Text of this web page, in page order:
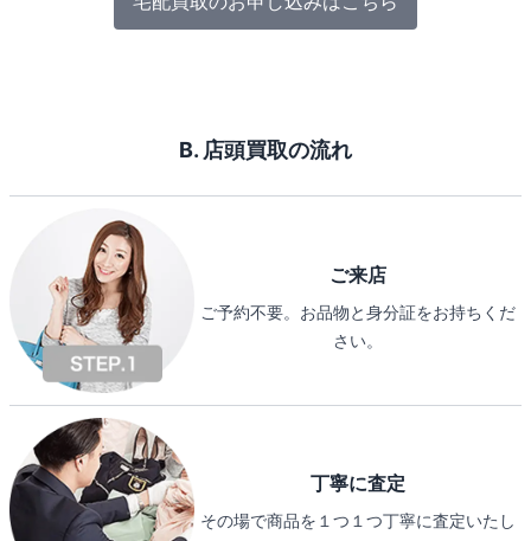
B. 店頭買取の流れ
ご来店
ご予約不要。お品物と身分証をお持ちくだ
さい。
丁寧に査定
その場で商品を１つ１つ丁寧に査定いたし